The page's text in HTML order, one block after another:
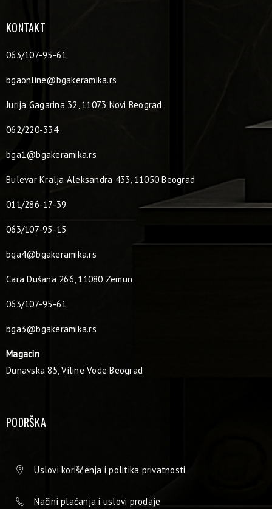
KONTAKT
063/107-95-61
bgaonline@bgakeramika.rs
Jurija Gagarina 32, 11073 Novi Beograd
062/220-334
bga1@bgakeramika.rs
Bulevar Kralja Aleksandra 433, 11050 Beograd
011/286-17-39
063/107-95-15
bga4@bgakeramika.rs
Cara Dušana 266, 11080 Zemun
063/107-95-61
bga3@bgakeramika.rs
Magacin
Dunavska 85, Viline Vode Beograd
PODRŠKA
Uslovi korišćenja i politika privatnosti
Načini plaćanja i uslovi prodaje